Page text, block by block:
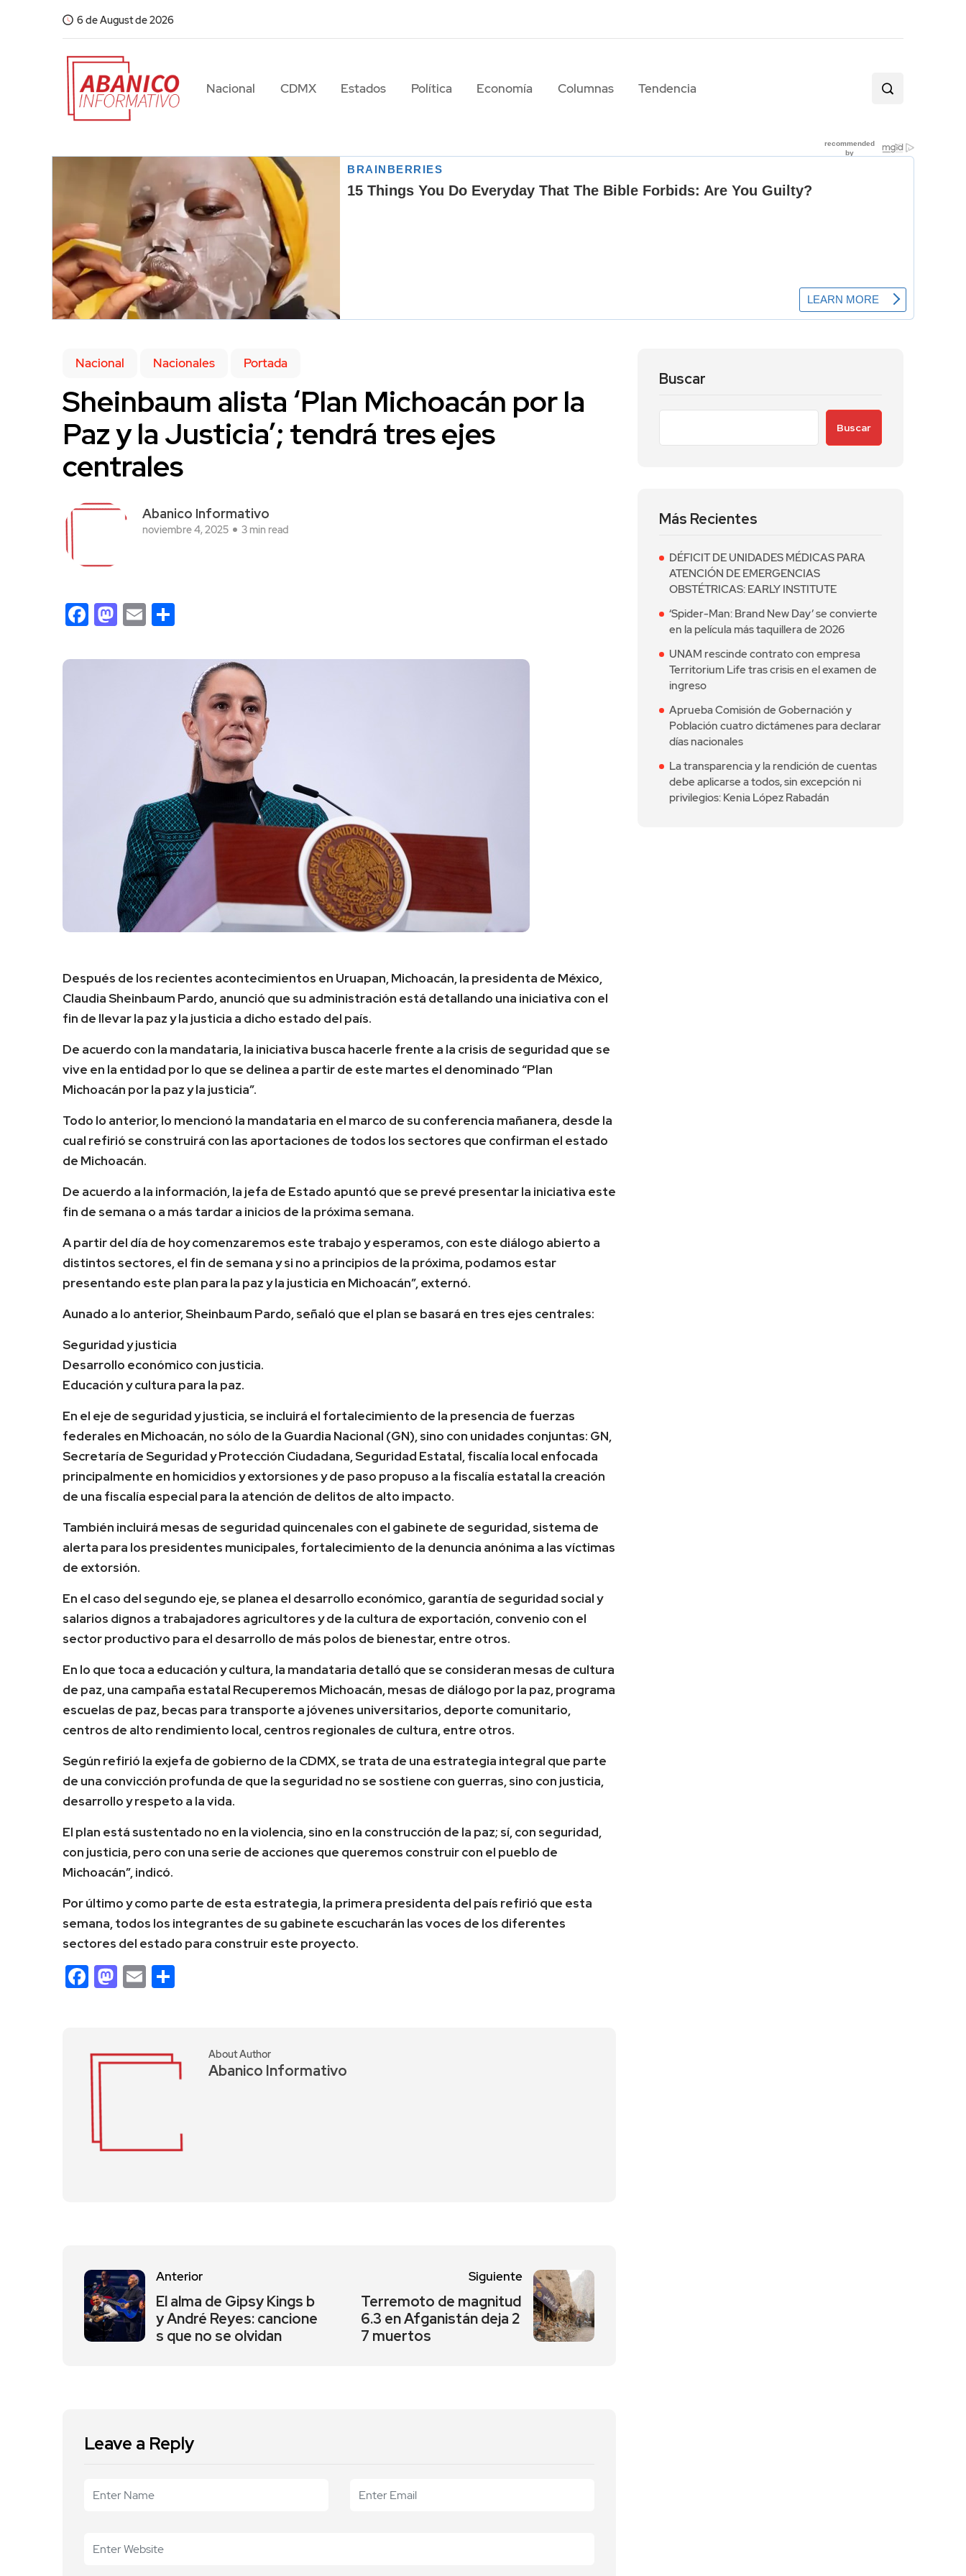
6 de August de 2026
Nacional CDMX Estados Política Economía Columnas Tendencia
Nacional Nacionales Portada
Sheinbaum alista ‘Plan Michoacán por la
Paz y la Justicia’; tendrá tres ejes
centrales
Abanico Informativo
noviembre 4, 2025 3 min read
Facebook
Mastodon
Email
Después de los recientes acontecimientos en Uruapan, Michoacán, la presidenta de México,
Claudia Sheinbaum Pardo, anunció que su administración está detallando una iniciativa con el
fin de llevar la paz y la justicia a dicho estado del país.
De acuerdo con la mandataria, la iniciativa busca hacerle frente a la crisis de seguridad que se
vive en la entidad por lo que se delinea a partir de este martes el denominado “Plan
Michoacán por la paz y la justicia”.
Todo lo anterior, lo mencionó la mandataria en el marco de su conferencia mañanera, desde la
cual refirió se construirá con las aportaciones de todos los sectores que confirman el estado
de Michoacán.
De acuerdo a la información, la jefa de Estado apuntó que se prevé presentar la iniciativa este
fin de semana o a más tardar a inicios de la próxima semana.
A partir del día de hoy comenzaremos este trabajo y esperamos, con este diálogo abierto a
distintos sectores, el fin de semana y si no a principios de la próxima, podamos estar
presentando este plan para la paz y la justicia en Michoacán”, externó.
Aunado a lo anterior, Sheinbaum Pardo, señaló que el plan se basará en tres ejes centrales:
Seguridad y justicia
Desarrollo económico con justicia.
Educación y cultura para la paz.
En el eje de seguridad y justicia, se incluirá el fortalecimiento de la presencia de fuerzas
federales en Michoacán, no sólo de la Guardia Nacional (GN), sino con unidades conjuntas: GN,
Secretaría de Seguridad y Protección Ciudadana, Seguridad Estatal, fiscalía local enfocada
principalmente en homicidios y extorsiones y de paso propuso a la fiscalía estatal la creación
de una fiscalía especial para la atención de delitos de alto impacto.
También incluirá mesas de seguridad quincenales con el gabinete de seguridad, sistema de
alerta para los presidentes municipales, fortalecimiento de la denuncia anónima a las víctimas
de extorsión.
En el caso del segundo eje, se planea el desarrollo económico, garantía de seguridad social y
salarios dignos a trabajadores agricultores y de la cultura de exportación, convenio con el
sector productivo para el desarrollo de más polos de bienestar, entre otros.
En lo que toca a educación y cultura, la mandataria detalló que se consideran mesas de cultura
de paz, una campaña estatal Recuperemos Michoacán, mesas de diálogo por la paz, programa
escuelas de paz, becas para transporte a jóvenes universitarios, deporte comunitario,
centros de alto rendimiento local, centros regionales de cultura, entre otros.
Según refirió la exjefa de gobierno de la CDMX, se trata de una estrategia integral que parte
de una convicción profunda de que la seguridad no se sostiene con guerras, sino con justicia,
desarrollo y respeto a la vida.
El plan está sustentado no en la violencia, sino en la construcción de la paz; sí, con seguridad,
con justicia, pero con una serie de acciones que queremos construir con el pueblo de
Michoacán”, indicó.
Por último y como parte de esta estrategia, la primera presidenta del país refirió que esta
semana, todos los integrantes de su gabinete escucharán las voces de los diferentes
sectores del estado para construir este proyecto.
Facebook
Mastodon
Email
About Author
Abanico Informativo
Anterior
El alma de Gipsy Kings b
y André Reyes: cancione
s que no se olvidan
Siguiente
Terremoto de magnitud
6.3 en Afganistán deja 2
7 muertos
Leave a Reply
Buscar
Buscar
Más Recientes
DÉFICIT DE UNIDADES MÉDICAS PARA
ATENCIÓN DE EMERGENCIAS
OBSTÉTRICAS: EARLY INSTITUTE
‘Spider-Man: Brand New Day’ se convierte
en la película más taquillera de 2026
UNAM rescinde contrato con empresa
Territorium Life tras crisis en el examen de
ingreso
Aprueba Comisión de Gobernación y
Población cuatro dictámenes para declarar
días nacionales
La transparencia y la rendición de cuentas
debe aplicarse a todos, sin excepción ni
privilegios: Kenia López Rabadán